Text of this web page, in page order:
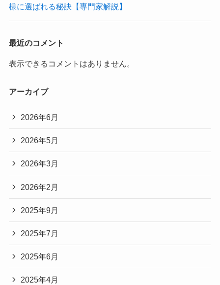
様に選ばれる秘訣【専門家解説】
最近のコメント
表示できるコメントはありません。
アーカイブ
2026年6月
2026年5月
2026年3月
2026年2月
2025年9月
2025年7月
2025年6月
2025年4月